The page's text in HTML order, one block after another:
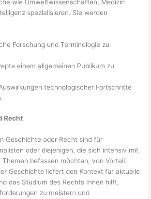
wie Umweltwissenschaften, Medizin
spezialisieren. Sie werden
Forschung und Terminologie zu
einem allgemeinen Publikum zu
technologischer Fortschritte
Recht
Geschichte oder Recht sind für
oder diejenigen, die sich intensiv mit
befassen möchten, von Vorteil.
Geschichte liefert den Kontext für aktuelle
das Studium des Rechts Ihnen hilft,
zu meistern und